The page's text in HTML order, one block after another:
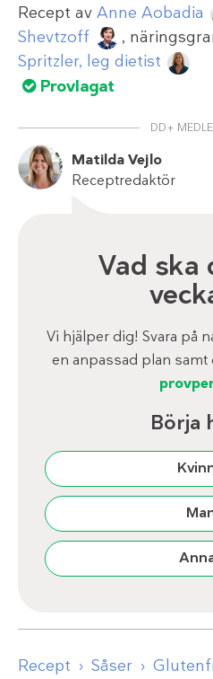
Recept av Anne Aobadia
Shevtzoff
,
Spritzler, leg dietist
Provlagat
DD+
Matilda Vejlo
Receptredaktör
Vad ska
Vi hjälper dig! Svara på
en anpassad plan samt
Börja
Recept Såser